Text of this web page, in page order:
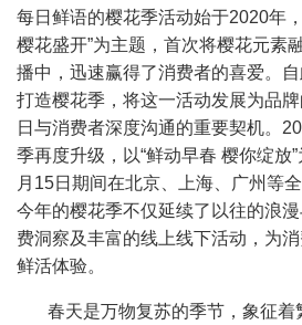
每日鲜语的樱花季活动始于2020年
樱花盛开”为主题，首次将樱花元素
播中，迅速赢得了消费者的喜爱。
打造樱花季，将这一活动发展为品
日与消费者深度沟通的重要契机。
季再度升级，以“鲜动早春 樱你绽放
月15日期间在北京、上海、广州等
今年的樱花季不仅延续了以往的浪
费洞察及丰富的线上线下活动，为
鲜活体验。
春天是万物复苏的季节，象征着